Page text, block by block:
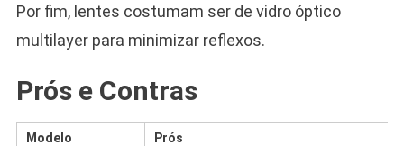
Por fim, lentes costumam ser de vidro óptico
multilayer para minimizar reflexos.
Prós e Contras
Modelo Prós